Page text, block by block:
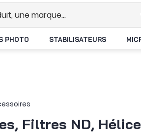
PHOTO STABILISATEURS
Filtres ND,